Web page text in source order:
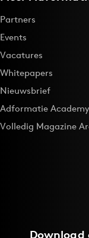
Partners
Events
Vacatures
Whitepapers
Nieuwsbrief
Adformatie Academy
Volledig Magazine